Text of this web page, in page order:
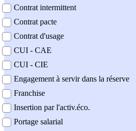
Contrat intermittent
Contrat pacte
Contrat d'usage
CUI - CAE
CUI - CIE
Engagement à servir dans la réserve
Franchise
Insertion par l'activ.éco.
Portage salarial